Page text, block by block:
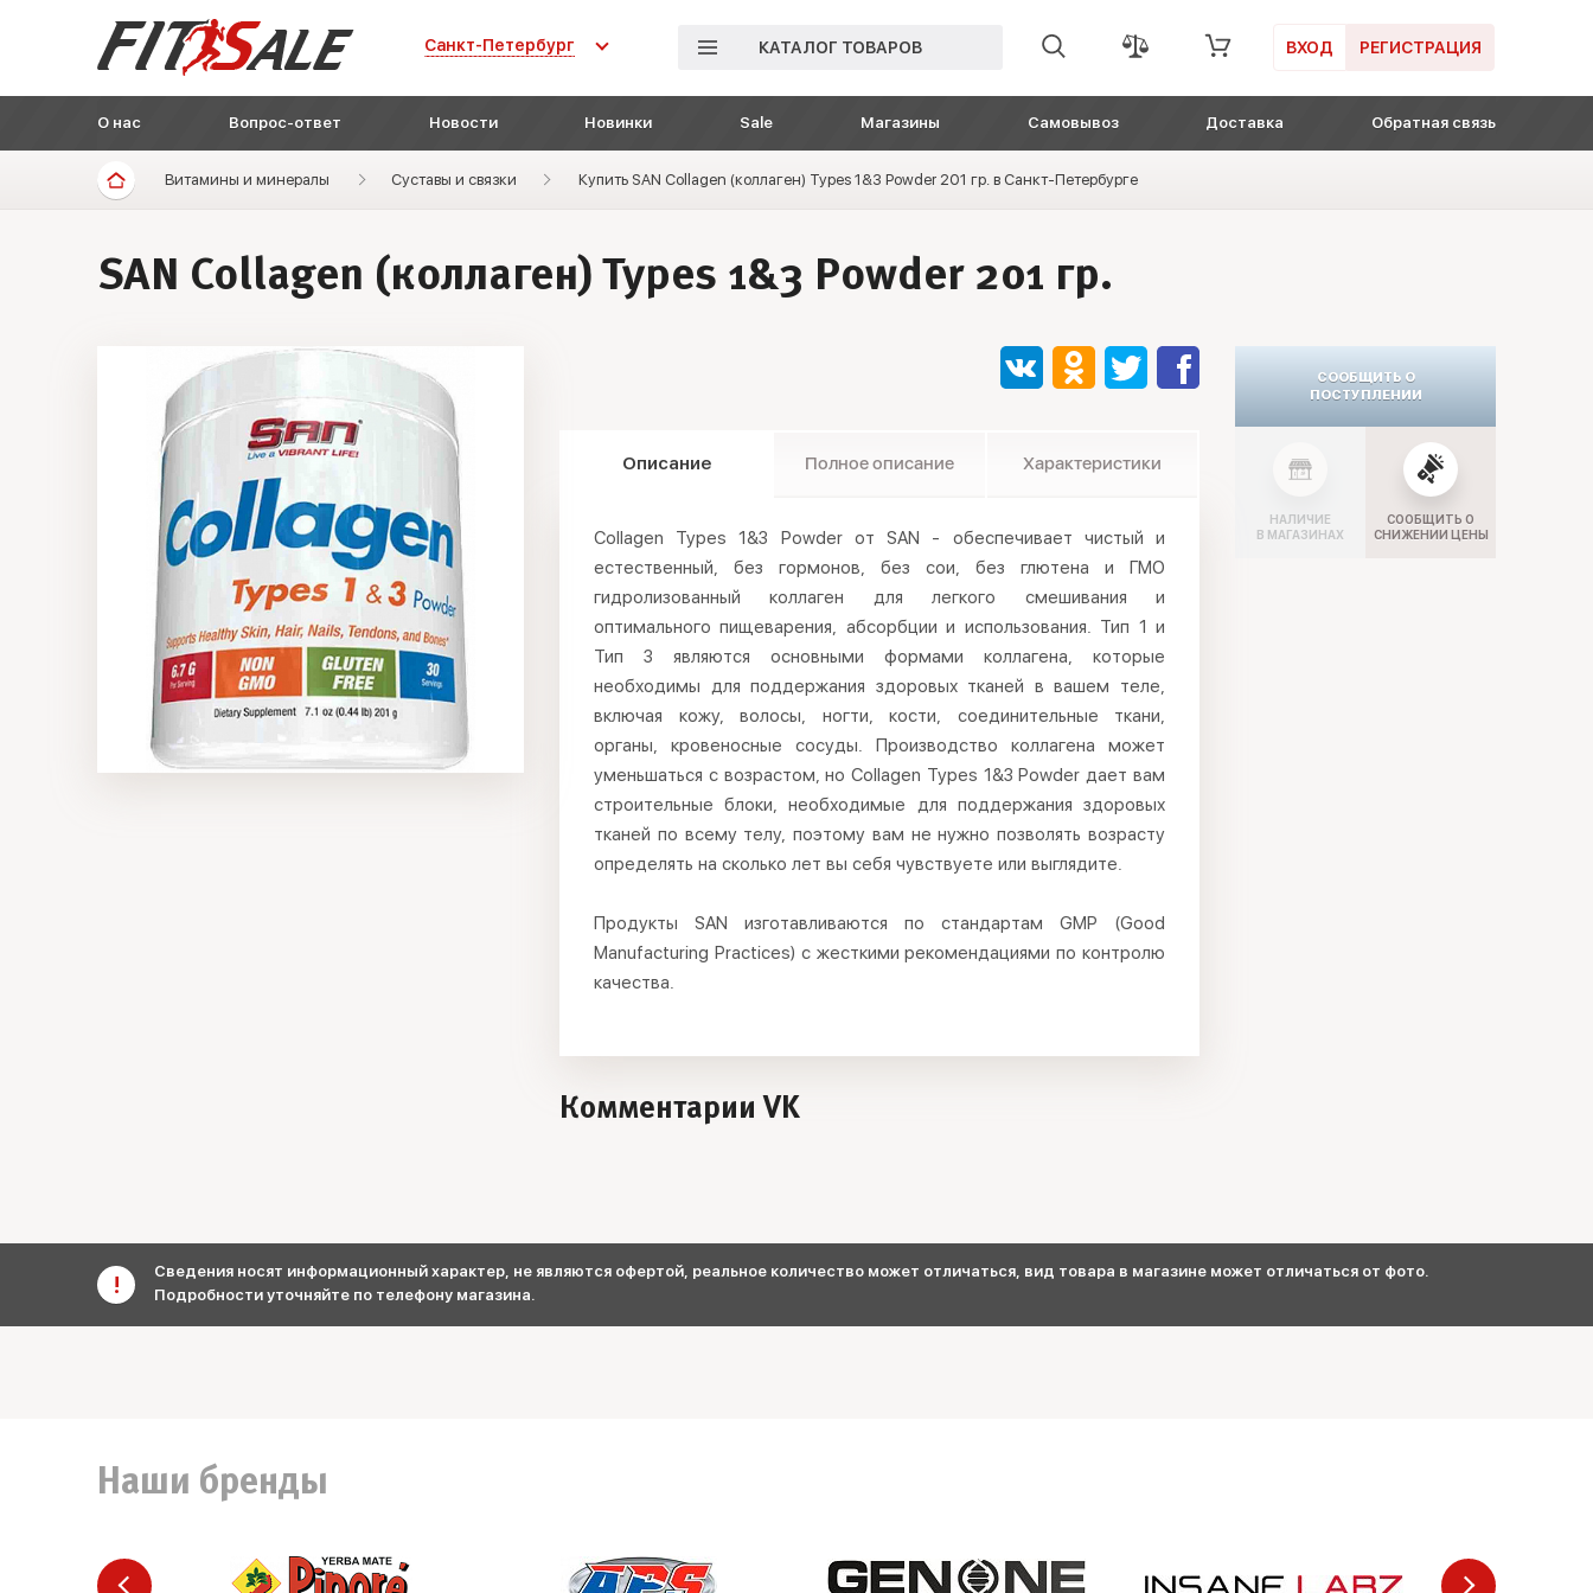
Санкт-Петербург КАТАЛОГ ТОВАРОВ ВХОД РЕГИСТРАЦИЯ
О нас Вопрос-ответ Новости Новинки Sale Магазины Самовывоз Доставка Обратная связь
Витамины и минералы Суставы и связки Купить SAN Collagen (коллаген) Types 1&3 Powder 201 гр. в Санкт-Петербурге
SAN Collagen (коллаген) Types 1&3 Powder 201 гр.
Описание Полное описание Характеристики
Collagen Types 1&3 Powder от SAN - обеспечивает чистый и
естественный, без гормонов, без сои, без глютена и ГМО
гидролизованный коллаген для легкого смешивания и
оптимального пищеварения, абсорбции и использования. Тип 1 и
Тип 3 являются основными формами коллагена, которые
необходимы для поддержания здоровых тканей в вашем теле,
включая кожу, волосы, ногти, кости, соединительные ткани,
органы, кровеносные сосуды. Производство коллагена может
уменьшаться с возрастом, но Collagen Types 1&3 Powder дает вам
строительные блоки, необходимые для поддержания здоровых
тканей по всему телу, поэтому вам не нужно позволять возрасту
определять на сколько лет вы себя чувствуете или выглядите.
Продукты SAN изготавливаются по стандартам GMP (Good
Manufacturing Practices) с жесткими рекомендациями по контролю
качества.
Комментарии VK
СООБЩИТЬ О
ПОСТУПЛЕНИИ
НАЛИЧИЕ
В МАГАЗИНАХ
СООБЩИТЬ О
СНИЖЕНИИ ЦЕНЫ
Сведения носят информационный характер, не являются офертой, реальное количество может отличаться, вид товара в магазине может отличаться от фото.
Подробности уточняйте по телефону магазина.
Наши бренды